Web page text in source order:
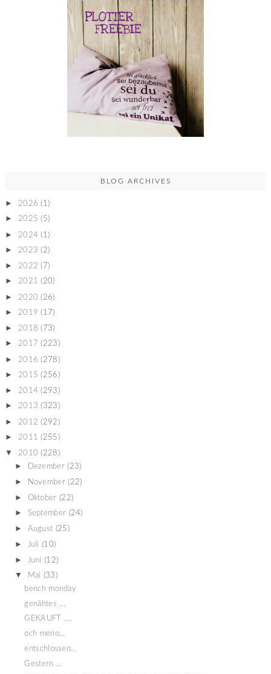
BLOG ARCHIVES
► 2026 (1)
► 2025 (5)
► 2024 (1)
► 2023 (2)
► 2022 (7)
► 2021 (20)
► 2020 (26)
► 2019 (17)
► 2018 (73)
► 2017 (223)
► 2016 (278)
► 2015 (256)
► 2014 (293)
► 2013 (323)
► 2012 (292)
► 2011 (255)
▼ 2010 (228)
► Dezember (23)
► November (22)
► Oktober (22)
► September (24)
► August (25)
► Juli (10)
► Juni (12)
▼ Mai (33)
bench monday
genähtes ...
GEKAUFT ....
och meno...
entschlossen...
Gestern ...